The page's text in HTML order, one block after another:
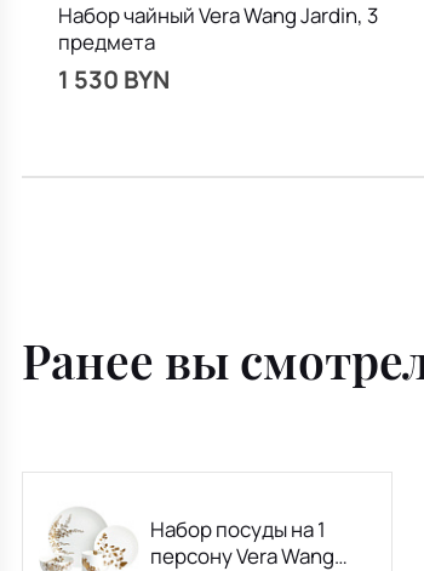
Набор чайный Vera Wang Jardin, 3
предмета
1 530 BYN
Ранее вы
Набор посуды на 1
персону Vera Wang